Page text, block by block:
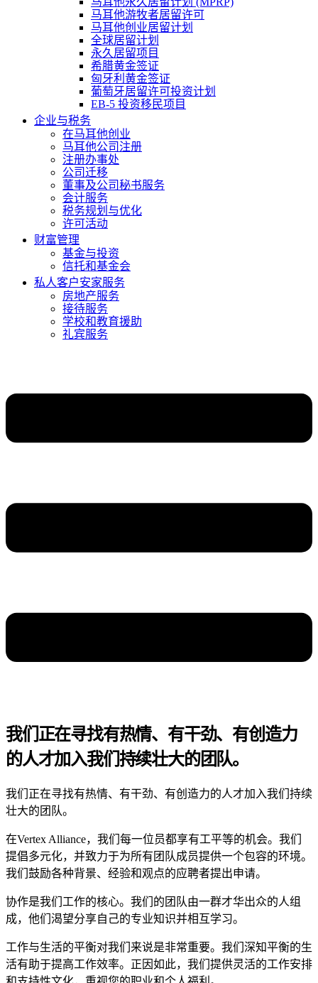
马耳他游牧者居留许可
马耳他创业居留计划
全球居留计划
永久居留项目
希腊黄金签证
匈牙利黄金签证
葡萄牙居留许可投资计划
EB-5 投资移民项目
企业与税务
在马耳他创业
马耳他公司注册
注册办事处
公司迁移
董事及公司秘书服务
会计服务
税务规划与优化
许可活动
财富管理
基金与投资
信托和基金会
私人客户安家服务
房地产服务
接待服务
学校和教育援助
礼宾服务
我们正在寻找有热情、有干劲、有创造力
的人才加入我们持续壮大的团队。
我们正在寻找有热情、有干劲、有创造力的人才加入我们持续
壮大的团队。
在Vertex Alliance，我们每一位员都享有工平等的机会。我们
提倡多元化，并致力于为所有团队成员提供一个包容的环境。
我们鼓励各种背景、经验和观点的应聘者提出申请。
协作是我们工作的核心。我们的团队由一群才华出众的人组
成，他们渴望分享自己的专业知识并相互学习。
工作与生活的平衡对我们来说是非常重要。我们深知平衡的生
活有助于提高工作效率。正因如此，我们提供灵活的工作安排